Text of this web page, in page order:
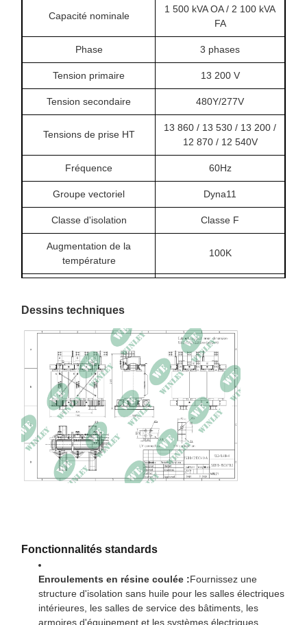
Capacité nominale
1 500 kVA OA / 2 100 kVA
FA
Phase 3 phases
Tension primaire 13 200 V
Tension secondaire 480Y/277V
Tensions de prise HT
13 860 / 13 530 / 13 200 /
12 870 / 12 540V
Fréquence 60Hz
Groupe vectoriel Dyna11
Classe d'isolation Classe F
Augmentation de la
température
100K
Classe climatique
Classe environnementale E2
Classe de feu F1
Perte à vide 2 650,2 W
Perte de charge 12 708,8 W à 120 ℃
Courant à vide 0,28%
Impédance 6,01% à 120℃
Dessins techniques
Fonctionnalités standards
Enroulements en résine coulée :Fournissez une
structure d'isolation sans huile pour les salles électriques
intérieures, les salles de service des bâtiments, les
armoires d'équipement et les systèmes électriques